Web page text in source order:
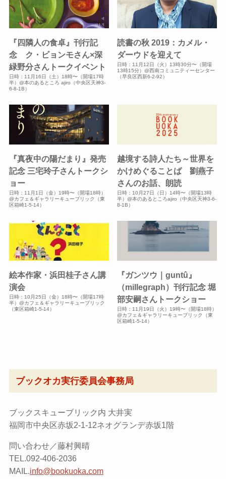
『四隣人の食卓』刊行記
念 ク・ビョンモさん×深
緑野分さんトークイベント
日時：11月16日（土）18時〜（開場17時
半）@本のあるところ ajiro（中央区天神3-
6-8-1B）
読書の秋 2019：カメル・
ダーウドを迎えて
日時：11月12日（火）13時30分〜（開場
13時15分）@西南コミュニティーセンター
（早良区西新6-2-92）
『真夜中の陽だまり』発売
記念 三宅玲子さんトークシ
ョー
日時：11月1日（金）19時〜（開場18時）
@カフェ＆ギャラリーキューブリック（東
区箱崎1-5-14）
越境する詩人たち～世界を
かけめぐることば 劉燕子
さんのお話、朗読
日時：10月27日（日）14時〜（開場13時
半）@本のあるところajiro（中央区天神3-6-
8-1B）
絵本作家・浜田桂子さん講
演会
日時：10月25日（金）18時〜（開場17時
半）@カフェ＆ギャラリーキューブリック
（東区箱崎1-5-14）
『ガンツウ｜guntû』
（millegraph）刊行記念 堀
部安嗣さんトークショー
日時：11月19日（火）19時〜（開場18時）
@カフェ＆ギャラリーキューブリック（東
区箱崎1-5-14）
ブックオカ実行委員会事務局
ブックスキューブリック内 大井実
福岡市中央区赤坂2-1-12ネオグランデ赤坂1階
問い合わせ／藤村興晴
TEL.092-406-2036
MAIL.info@bookuoka.com